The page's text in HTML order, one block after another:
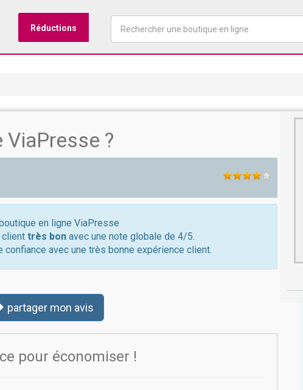
Réductions
ViaPresse ?
en ligne ViaPresse
très bon avec une note globale de 4/5.
avec une très bonne expérience client.
partager mon avis
pour économiser !